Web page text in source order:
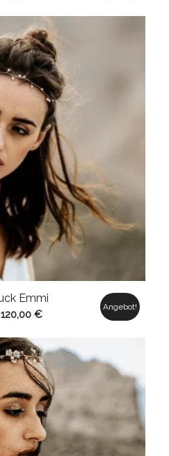
€
99,00 €.
Emmi
120,00€
Angebot!